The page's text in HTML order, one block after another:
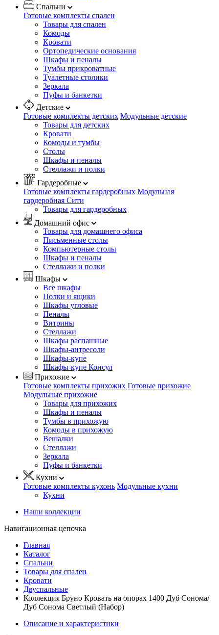
Спальни
Готовые комплекты спален
Товары для спален
Комоды
Кровати
Ортопедические основания
Шкафы и пеналы
Тумбы прикроватные
Туалетные столики
Зеркала
Пуфы и банкетки
Детские
Готовые комплекты детских Модульные детские
Товары для детских
Кровати
Комоды и тумбы
Столы
Шкафы и пеналы
Стеллажи и полки
Гардеробные
Готовые комплекты гардеробных Модульная
гардеробная Сити
Товары для гардеробных
Домашний офис
Товары для домашнего офиса
Письменные столы
Компьютерные столы
Шкафы и пеналы
Стеллажи и полки
Шкафы
Все шкафы
Полки и ящики
Шкафы угловые
Пеналы
Витрины
Стеллажи
Шкафы распашные
Шкафы-антресоли
Шкафы-купе
Шкафы-купе Консул
Прихожие
Готовые комплекты прихожих Готовые прихожие
Модульные прихожие
Товары для прихожих
Шкафы и пеналы
Тумбы в прихожую
Комоды в прихожую
Вешалки
Стеллажи
Зеркала
Пуфы и банкетки
Кухни
Готовые комплекты кухонь Модульные кухни
Кухни
Наши коллекции
Навигационная цепочка
Главная
Каталог
Спальни
Товары для спален
Кровати
Двуспальные
Коллекция Бруно Кровать на опорах 1400 Дуб Сонома/
Дуб Сонома Светлый (Набор)
Описание и характеристики